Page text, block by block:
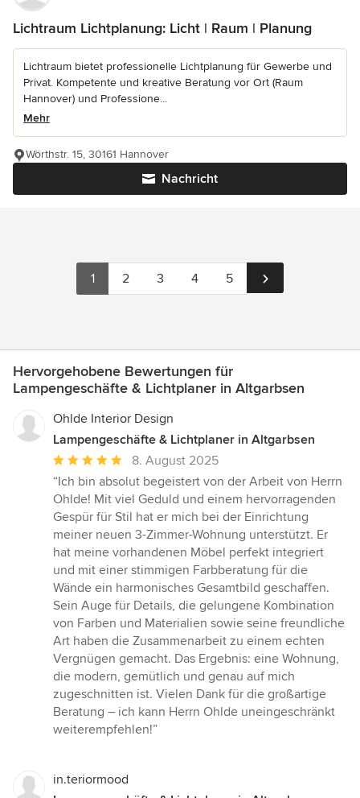
Lichtraum Lichtplanung: Licht | Raum | Planung
Lichtraum bietet professionelle Lichtplanung für Gewerbe und
Privat. Kompetente und kreative Beratung vor Ort (Raum
Hannover) und Professione...
Mehr
Nachricht
Wörthstr. 15, 30161 Hannover
1 2 3 4 5
Hervorgehobene Bewertungen für
Lampengeschäfte & Lichtplaner in Altgarbsen
Ohlde Interior Design
Lampengeschäfte & Lichtplaner in Altgarbsen
Durchschnittliche
Bewertung:
5
von
5
Sternen
8. August 2025
“Ich bin absolut begeistert von der Arbeit von Herrn
Ohlde! Mit viel Geduld und einem hervorragenden
Gespür für Stil hat er mich bei der Einrichtung
meiner neuen 3-Zimmer-Wohnung unterstützt. Er
hat meine vorhandenen Möbel perfekt integriert
und mit einer stimmigen Farbberatung für die
Wände ein harmonisches Gesamtbild geschaffen.
Sein Auge für Details, die gelungene Kombination
von Farben und Materialien sowie seine freundliche
Art haben die Zusammenarbeit zu einem echten
Vergnügen gemacht. Das Ergebnis: eine Wohnung,
die modern, gemütlich und genau auf mich
zugeschnitten ist. Vielen Dank für die großartige
Beratung – ich kann Herrn Ohlde uneingeschränkt
weiterempfehlen!”
in.teriormood